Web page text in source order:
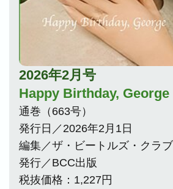
2026年2月号
Happy Birthday, George
通巻（663号）
発行日／2026年2月1日
編集／ザ・ビートルズ・クラブ
発行／BCC出版
税抜価格：1,227円